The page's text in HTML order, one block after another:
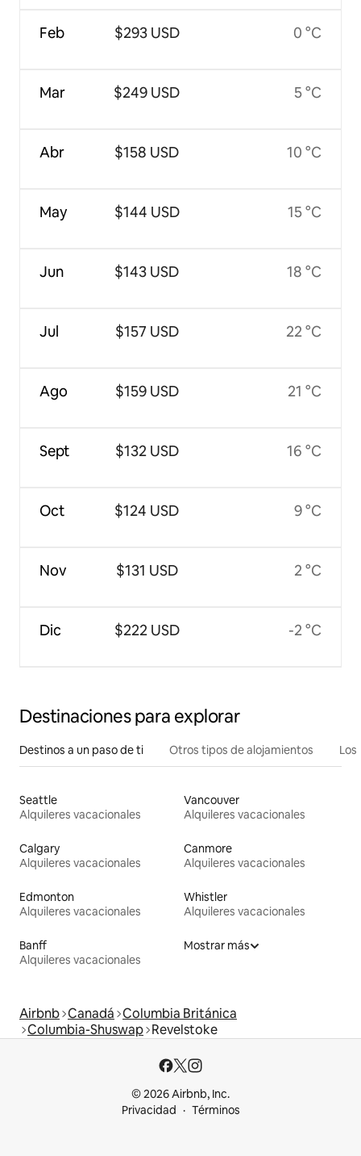
Feb
Mar
Abr
May
Jun
Jul
Ago
Sept
Oct
Nov
Dic
$293 USD
$249 USD
$158 USD
$144 USD
$143 USD
$157 USD
$159 USD
$132 USD
$124 USD
$131 USD
$222 USD
0 °C
5 °C
10 °C
15 °C
18 °C
22 °C
21 °C
16 °C
9 °C
2 °C
-2 °C
Destinaciones para explorar
Destinos a un paso de ti Otros tipos de alojamientos
Seattle
Alquileres vacacionales
Vancouver
Alquileres vacacionales
Calgary
Alquileres vacacionales
Canmore
Alquileres vacacionales
Edmonton
Alquileres vacacionales
Whistler
Alquileres vacacionales
Banff
Alquileres vacacionales
Mostrar más
Airbnb Canadá Columbia Británica
Columbia-Shuswap Revelstoke
© 2026 Airbnb, Inc.
Privacidad
Términos